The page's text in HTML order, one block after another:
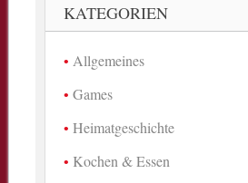
KATEGORIEN
Allgemeines
Games
Heimatgeschichte
Kochen & Essen